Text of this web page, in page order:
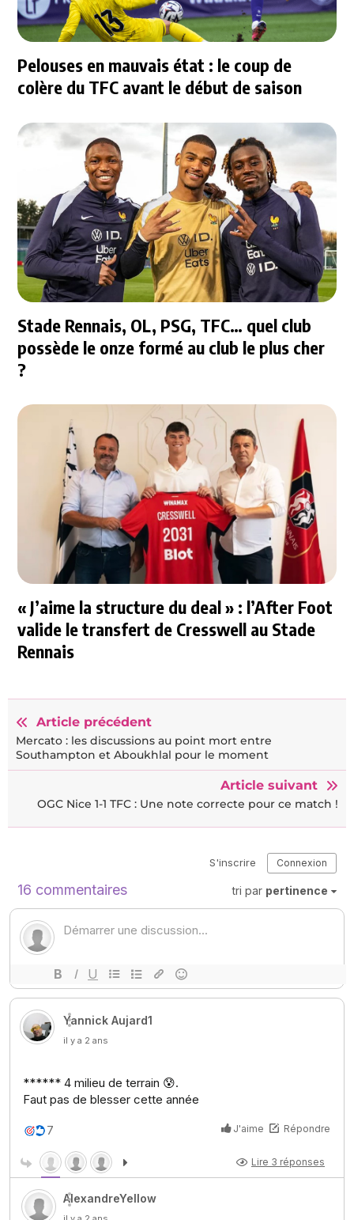
Pelouses en mauvais état : le coup de
colère du TFC avant le début de saison
Stade Rennais, OL, PSG, TFC… quel club
possède le onze formé au club le plus cher
?
« J’aime la structure du deal » : l’After Foot
valide le transfert de Cresswell au Stade
Rennais
Article précédent
Mercato : les discussions au point mort entre
Southampton et Aboukhlal pour le moment
Article suivant
OGC Nice 1-1 TFC : Une note correcte pour ce match !